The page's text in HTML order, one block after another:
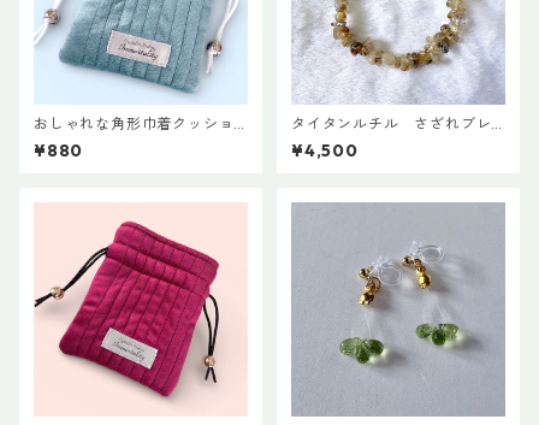
おしゃれな角形巾着クッショ
ンポーチ◇サックス
¥880
タイタンルチル さざれブレ
スレット 16cm
¥4,500